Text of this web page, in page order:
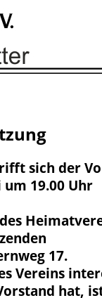
sich der
19.00 Uhr
17.
Vereins
hat,